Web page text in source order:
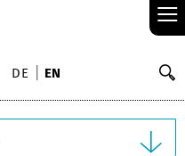
≡
DE EN